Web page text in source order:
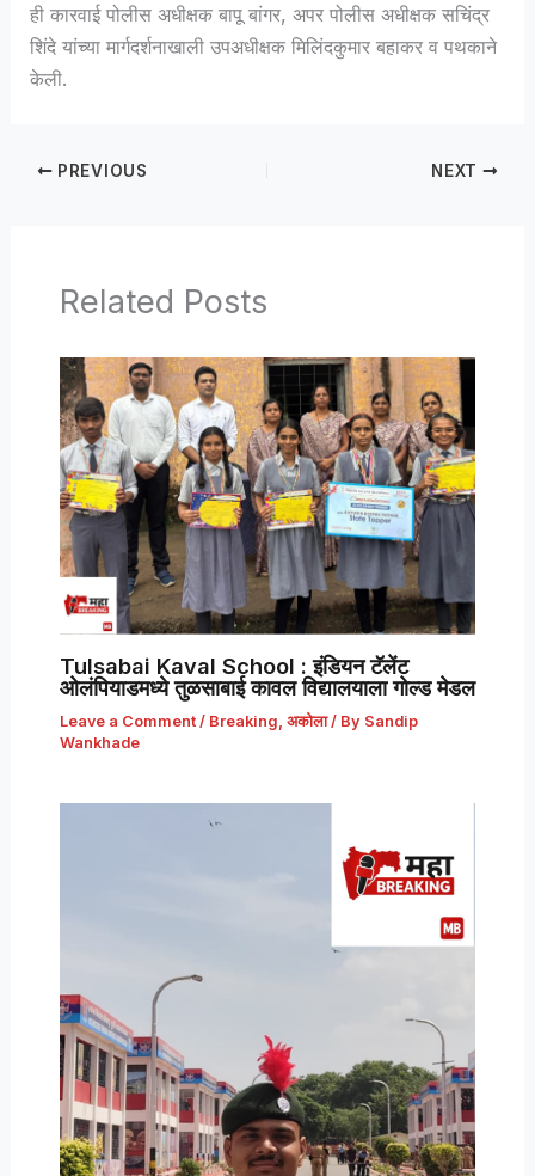
ही कारवाई पोलीस अधीक्षक बापू बांगर, अपर पोलीस अधीक्षक सचिंद्र
शिंदे यांच्या मार्गदर्शनाखाली उपअधीक्षक मिलिंदकुमार बहाकर व पथकाने
केली.
PREVIOUS NEXT
Related Posts
Tulsabai Kaval School : इंडियन टॅलेंट
ओलंपियाडमध्ये तुळसाबाई कावल विद्यालयाला गोल्ड मेडल
Leave a Comment / Breaking अकोला/ By Sandip
Wankhade